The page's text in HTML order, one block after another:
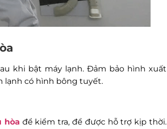
khi bật máy lạnh. Đảm bảo hình xuất
lạnh có hình bông tuyết.
hòa để kiểm tra, để được hỗ trợ kịp thời.